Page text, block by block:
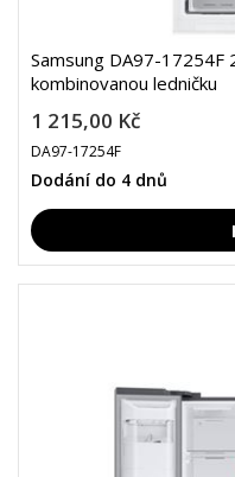
Samsung DA97-17254F
kombinovanou ledničku
1 215,00 Kč
DA97-17254F
Dodání do 4 dnů